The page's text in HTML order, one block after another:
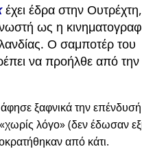
έχει έδρα στην
ως η
Ο σαμποτέρ του
να προήλθε από την
ξαφνικά την
χωρίς λόγο (δεν έδωσαν
από κάτι.